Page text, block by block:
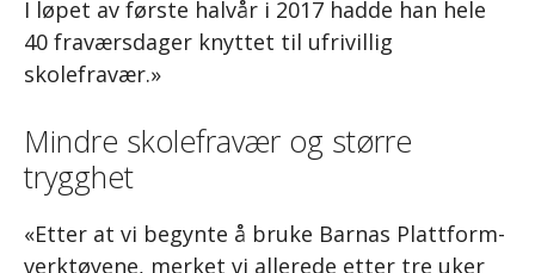
I løpet av første halvår i 2017 hadde han hele
40 fraværsdager knyttet til ufrivillig
skolefravær.»
Mindre skolefravær og større
trygghet
«Etter at vi begynte å bruke Barnas Plattform-
verktøyene, merket vi allerede etter tre uker